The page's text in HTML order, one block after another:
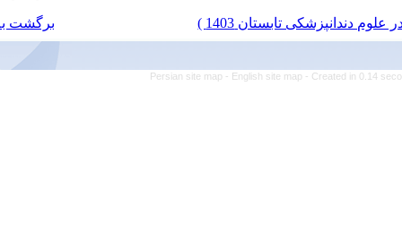
برگشت به فهرست نسخه ها
Persian site map -